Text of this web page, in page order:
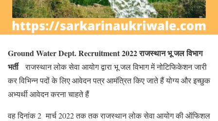
Ground Water Dept. Recruitment 2022 राजस्थान भू जल विभाग
भर्तीराजस्थान लोक सेवा आयोग द्वारा भू जल विभाग में नोटिफिकेशन जारी
कर विभिन्न पदों के लिए आवेदन पत्र आमंत्रित किए जाते हैं योग्य और इच्छुक
अभ्यर्थी आवेदन करना चाहते हैं
वह दिनांक 2 मार्च 2022 तक तक राजस्थान लोक सेवा आयोग की ऑफिशल